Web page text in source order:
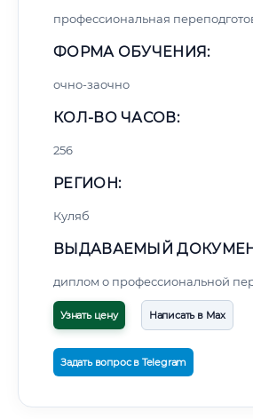
профессиональная
ФОРМА ОБУЧЕНИЯ:
очно-заочно
КОЛ-ВО ЧАСОВ:
256
РЕГИОН:
Куляб
ВЫДАВАЕМЫЙ
диплом о профессиональной
Узнать цену Написать в Max
Задать вопрос в Telegram